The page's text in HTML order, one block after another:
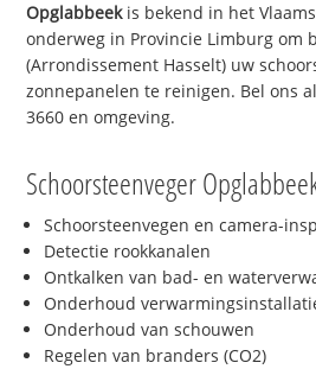
Opglabbeekis bekend in het
onderweg in Provincie Limburg om
(Arrondissement Hasselt) uw
zonnepanelen te reinigen. Bel ons
3660 en omgeving.
Schoorsteenveger
Schoorsteenvegen en camera-
Detectie rookkanalen
Ontkalken van bad- en
Onderhoud
Onderhoud van schouwen
Regelen van branders (CO2)